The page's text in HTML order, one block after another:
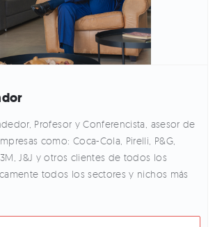
Profesor y Conferencista, asesor de
como: Coca-Cola, Pirelli, P&G,
J&J y otros clientes de todos los
todos los sectores y nichos más